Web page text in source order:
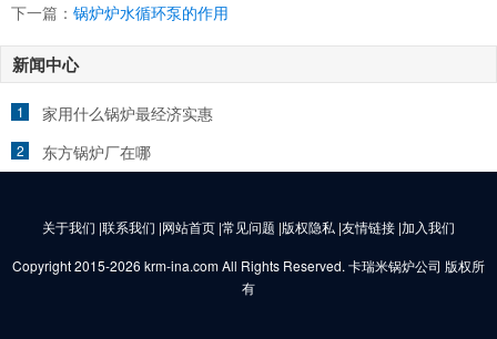
下一篇： 锅炉炉水循环泵的作用
新闻中心
1 家用什么锅炉最经济实惠
2 东方锅炉厂在哪
关于我们 |联系我们 |网站首页 |常见问题 |版权隐私 |友情链接 |加入我们
Copyright 2015-2026 krm-ina.com All Rights Reserved. 卡瑞米锅炉公司 版权所
有